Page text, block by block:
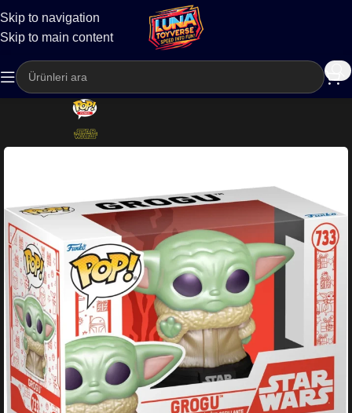
Skip to navigation
Skip to main content
Kargo